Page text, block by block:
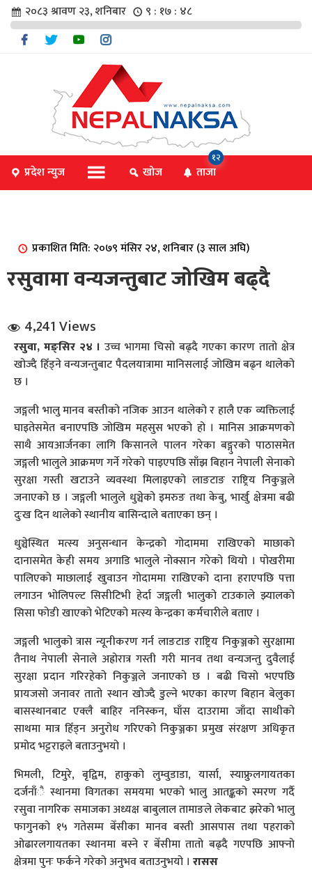
संवाद
२०८३ श्रावण २३, शनिबार ९ : १७ : ४९
प्रदेश न्युज खोज ताजा
१२
प्रकाशित मिति: २०७९ मंसिर २४, शनिबार (३ साल अघि)
रसुवामा वन्यजन्तुबाट जोखिम बढ्दै
4,241 Views
रसुवा, मङ्सिर २४ । उच्च भागमा चिसो बढ्दै गएका कारण तातो क्षेत्र
खोज्दै हिँड्ने वन्यजन्तुबाट पैदलयात्रामा मानिसलाई जोखिम बढ्न थालेको
छ ।
जङ्गली भालु मानव बस्तीको नजिक आउन थालेको र हालै एक व्यक्तिलाई
घाइतेसमेत बनाएपछि जोखिम महसुस भएको हो । मानिस आक्रमणको
साथै आयआर्जनका लागि किसानले पालन गरेका बङ्गुरको पाठासमेत
जङ्गली भालुले आक्रमण गर्ने गरेको पाइएपछि साँझ बिहान नेपाली सेनाको
सुरक्षा गस्ती खटाउने व्यवस्था मिलाइएको लाङटाङ राष्ट्रिय निकुञ्जले
जनाएको छ । जङ्गली भालुले धुञ्चेको इमरुङ तथा केबु, भार्खु क्षेत्रमा बढी
दुःख दिन थालेको स्थानीय बासिन्दाले बताएका छन् ।
धुञ्चेस्थित मत्स्य अनुसन्धान केन्द्रको गोदाममा राखिएको माछाको
दानासमेत केही समय अगाडि भालुले नोक्सान गरेको थियो । पोखरीमा
पालिएको माछालाई खुवाउन गोदाममा राखिएको दाना हराएपछि पत्ता
लगाउन भोलिपल्ट सिसीटिभी हेर्दा जङ्गली भालुको टाउकाले झ्यालको
सिसा फोडी खाएको भेटिएको मत्स्य केन्द्रका कर्मचारीले बताए ।
जङ्गली भालुको त्रास न्यूनीकरण गर्न लाङटाङ राष्ट्रिय निकुञ्जको सुरक्षामा
तैनाथ नेपाली सेनाले अह्रोरात्र गस्ती गरी मानव तथा वन्यजन्तु दुवैलाई
सुरक्षा प्रदान गरिरहेको निकुञ्जले जनाएको छ । बढी चिसो भएपछि
प्रायजसो जनावर तातो स्थान खोज्दै डुल्ने भएका कारण बिहान बेलुका
बासस्थानबाट एक्लै बाहिर ननिस्कन, घाँस दाउरामा जाँदा साथीको
साथमा मात्र हिँड्न अनुरोध गरिएको निकुञ्जका प्रमुख संरक्षण अधिकृत
प्रमोद भट्टराइले बताउनुभयो ।
भिमली, टिमुरे, बृद्विम, हाकुको लुम्वुडाडा, यार्सा, स्याफ्रुलगायतका
दर्जनाँै स्थानमा विगतका समयमा भएको भालु आतङ्कको स्मरण गर्दै
रसुवा नागरिक समाजका अध्यक्ष बाबुलाल तामाङले लेकबाट झरेको भालु
फागुनको १५ गतेसम्म बेँसीका मानव बस्ती आसपास तथा पहराको
ओढारलगायतका स्थानमा बस्ने र बेँसीमा तातो बढ्दै गएपछि आफ्नो
क्षेत्रमा पुनः फर्कने गरेको अनुभव बताउनुभयो । रासस